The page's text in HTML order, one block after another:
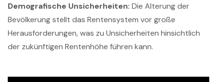
Demografische Unsicherheiten: Die Alterung der
Bevölkerung stellt das Rentensystem vor große
Herausforderungen, was zu Unsicherheiten hinsichtlich
der zukünftigen Rentenhöhe führen kann.